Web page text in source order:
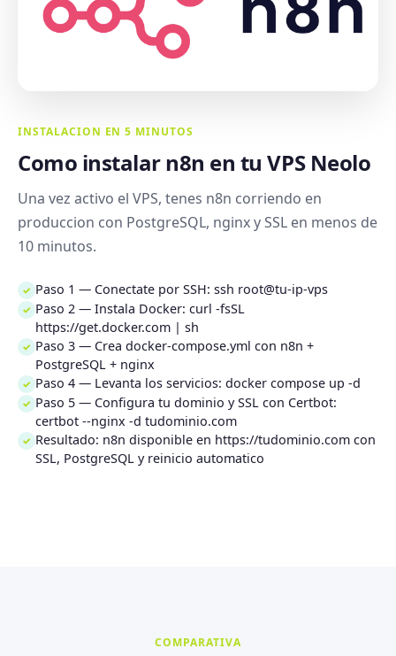
INSTALACION EN 5 MINUTOS
Como instalar n8n en tu VPS Neolo
Una vez activo el VPS, tenes n8n corriendo en
produccion con PostgreSQL, nginx y SSL en menos de
10 minutos.
✓ Paso 1 — Conectate por SSH: ssh root@tu-ip-vps
✓ Paso 2 — Instala Docker: curl -fsSL
https://get.docker.com | sh
✓ Paso 3 — Crea docker-compose.yml con n8n +
PostgreSQL + nginx
✓ Paso 4 — Levanta los servicios: docker compose up -d
✓ Paso 5 — Configura tu dominio y SSL con Certbot:
certbot --nginx -d tudominio.com
✓ Resultado: n8n disponible en https://tudominio.com con
SSL, PostgreSQL y reinicio automatico
COMPARATIVA